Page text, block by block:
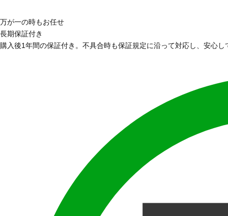
万が一の時もお任せ
長期保証付き
購入後1年間の保証付き。不具合時も保証規定に沿って対応し、安心